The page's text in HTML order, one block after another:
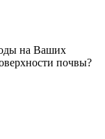
на Ваших
почвы?